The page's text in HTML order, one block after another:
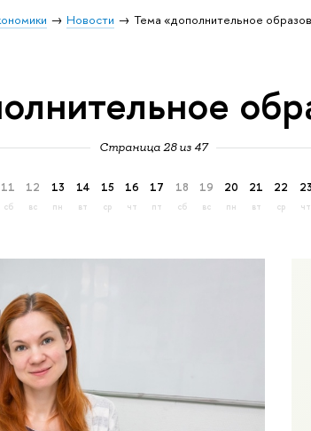
Новости Тема «дополнительное
Страница 28 из 47
11
сб
12
вс
13
пн
14
вт
15
ср
16
чт
17
пт
18
сб
19
вс
20
пн
21
вт
22
ср
23
чт